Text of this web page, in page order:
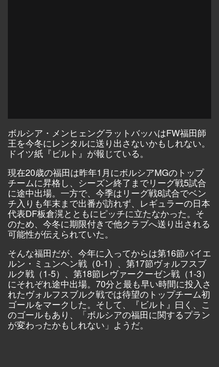
ボルシア・メンヒェングラットバッハはFW福田師
王を今冬にレンタルに送り出さないかもしれない。
ドイツ紙『ビルト』が報じている。
現在20歳の福田は昨年1月にボルシアMGのトップ
チームに昇格し、シーズン終了までリーグ戦5試合
に途中出場。一方で、今季はリーグ戦8試合でベン
チ入りも年末まで出番が訪れず、レギュラーの日本
代表DF板倉滉とともにピッチに立たなかった。そ
のため、今冬に期限付きで他クラブへ送り出される
可能性が伝えられていた。
そんな福田だが、今年に入ってからは第16節バイエ
ルン・ミュンヘン戦（0-1）、第17節ヴォルフスブ
ルク戦（1-5）、第18節レヴァークーゼン戦（1-3）
にそれぞれ途中出場。70分と最も早い時間に投入さ
れたヴォルフスブルク戦では待望のトップチーム初
ゴールをマークした。そして、『ビルト』曰く、こ
のゴールもあり、「ボルシアの福田に関するプラン
が変わったかもしれない」ようだ。